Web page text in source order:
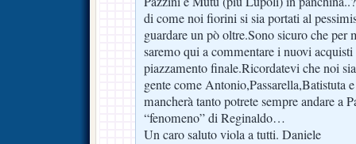
di come noi fiorini si sia portati al
guardare un pò oltre.Sono sicuro che
saremo qui a commentare i nuovi
piazzamento finale.Ricordatevi che noi
gente come Antonio,Passarella,Batistuta
mancherà tanto potrete sempre andare a
“fenomeno” di Reginaldo…
Un caro saluto viola a tutti. Daniele